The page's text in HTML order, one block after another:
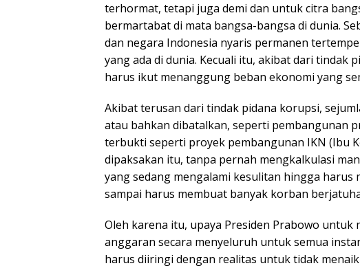
terhormat, tetapi juga demi dan untuk citra
bermartabat di mata bangsa-bangsa di dunia.
dan negara Indonesia nyaris permanen
yang ada di dunia. Kecuali itu, akibat dari tindak
harus ikut menanggung beban ekonomi yang
Akibat terusan dari tindak pidana korupsi,
atau bahkan dibatalkan, seperti pembangunan
terbukti seperti proyek pembangunan IKN (Ibu
dipaksakan itu, tanpa pernah mengkalkulasi
yang sedang mengalami kesulitan hingga harus
sampai harus membuat banyak korban
Oleh karena itu, upaya Presiden Prabowo untuk
anggaran secara menyeluruh untuk semua
harus diiringi dengan realitas untuk tidak